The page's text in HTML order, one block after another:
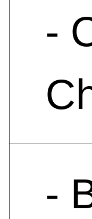
-
-